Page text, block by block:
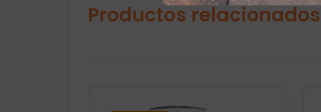
Productos relacionados